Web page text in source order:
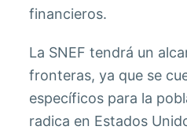
financieros.
La SNEF tendrá un
fronteras, ya que se
específicos para la
radica en Estados